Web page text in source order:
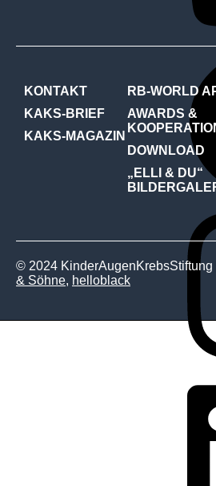
KONTAKT
KAKS-BRIEF
KAKS-MAGAZIN
RB-WORLD
AWARDS &
DOWNLOAD
„ELLI & DU“
© 2024 KinderAugenKrebsStiftung
& Söhne, helloblack